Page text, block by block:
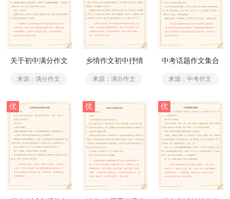
关于初中满分作文
来源：满分作文
乡情作文初中抒情
来源：满分作文
中考话题作文集合
来源：中考作文
优 优 优